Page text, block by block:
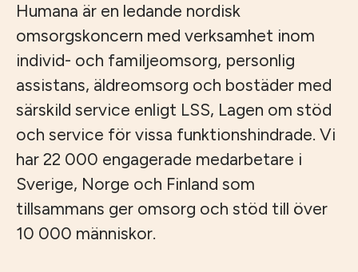
Humana är en ledande nordisk
omsorgskoncern med verksamhet inom
individ- och familjeomsorg, personlig
assistans, äldreomsorg och bostäder med
särskild service enligt LSS, Lagen om stöd
och service för vissa funktionshindrade. Vi
har 22 000 engagerade medarbetare i
Sverige, Norge och Finland som
tillsammans ger omsorg och stöd till över
10 000 människor.